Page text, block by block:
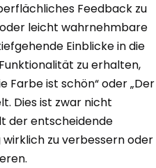
Feedback zu
leicht wahrnehmbare
Einblicke in die
zu erhalten,
Farbe ist schön“ oder „Der
Dies ist zwar nicht
der entscheidende
zu verbessern oder